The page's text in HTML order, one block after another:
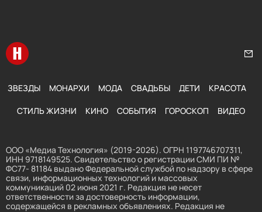
Перейти на главную
ЗВЕЗДЫ МОНАРХИ МОДА СВАДЬБЫ ДЕТИ КРАСОТА
СТИЛЬ ЖИЗНИ КИНО СОБЫТИЯ ГОРОСКОП ВИДЕО
ООО «Медиа Технология» (2019-2026). ОГРН 1197746707311,
ИНН 9718149525. Свидетельство о регистрации СМИ ПИ №
ФС77- 81184 выдано Федеральной службой по надзору в сфере
связи, информационных технологий и массовых
коммуникаций 02 июня 2021 г. Редакция не несет
ответственности за достоверность информации,
содержащейся в рекламных объявлениях. Редакция не